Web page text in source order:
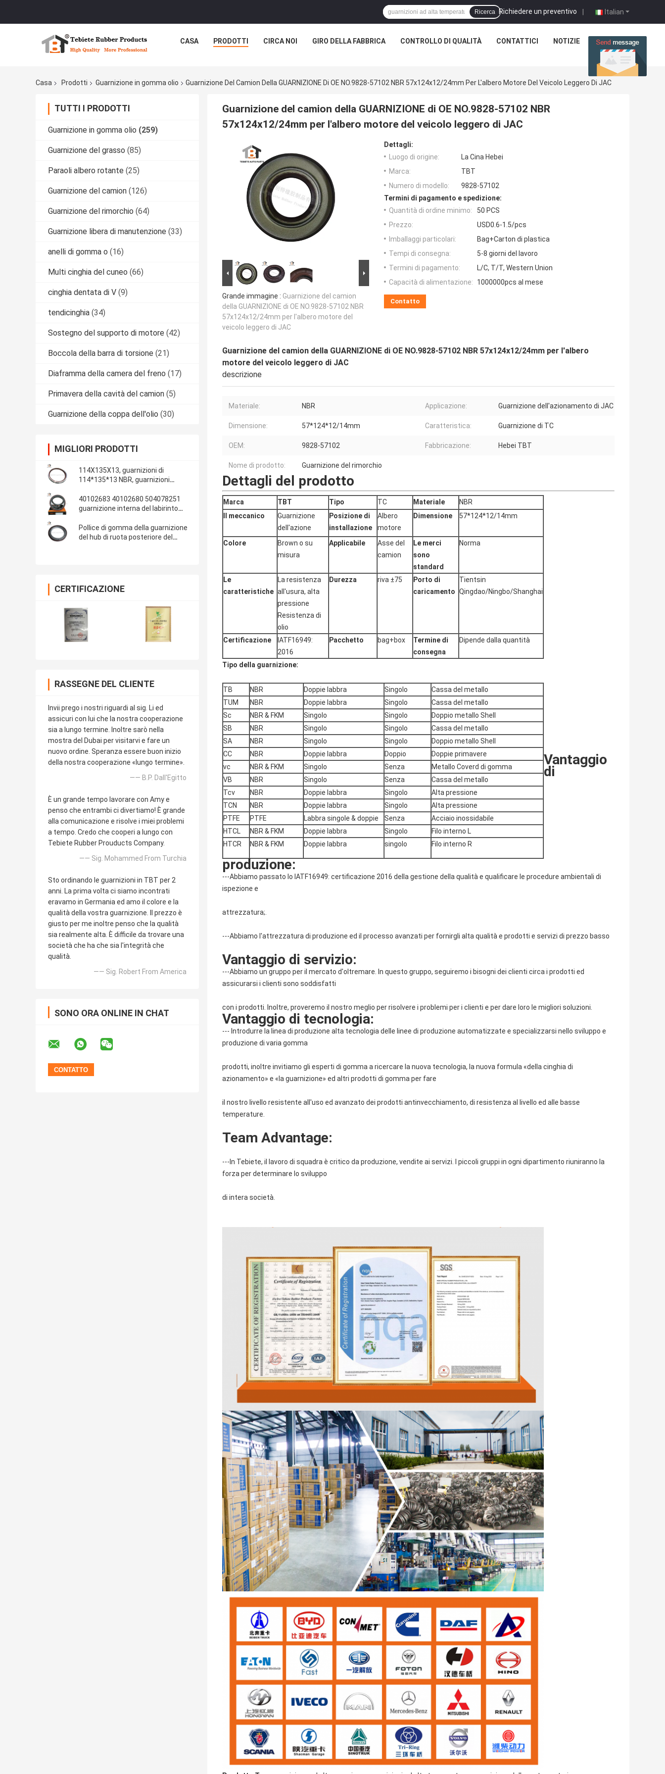
Italian
Richiedere un preventivo |
Ricerca
CASA PRODOTTI CIRCA NOI GIRO DELLA FABBRICA CONTROLLO DI QUALITÀ CONTATTICI NOTIZIE CASI
Casa Prodotti Guarnizione in gomma olio Guarnizione Del Camion Della GUARNIZIONE Di OE NO.9828-57102 NBR 57x124x12/24mm Per L'albero Motore Del Veicolo Leggero Di JAC
TUTTI I PRODOTTI
Guarnizione in gomma olio (259)
Guarnizione del grasso (85)
Paraoli albero rotante (25)
Guarnizione del camion (126)
Guarnizione del rimorchio (64)
Guarnizione libera di manutenzione (33)
anelli di gomma o (16)
Multi cinghia del cuneo (66)
cinghia dentata di V (9)
tendicinghia (34)
Sostegno del supporto di motore (42)
Boccola della barra di torsione (21)
Diaframma della camera del freno (17)
Primavera della cavità del camion (5)
Guarnizione della coppa dell'olio (30)
MIGLIORI PRODOTTI
114X135X13, guarnizioni di
114*135*13 NBR, guarnizioni
materiale delle guarnizioni: NBR
40102683 40102680 504078251
guarnizione interna del labirinto
gomito di IVECO 100*130*13/14
Pollice di gomma della guarnizione
del hub di ruota posteriore del
CERTIFICAZIONE
RASSEGNE DEL CLIENTE
Invii prego i nostri riguardi al sig. Li ed
assicuri con lui che la nostra cooperazione
sia a lungo termine. Inoltre sarò nella
mostra del Dubai per visitarvi e fare un
nuovo ordine. Speranza essere buon inizio
della nostra cooperazione «lungo termine».
—— B.P. Dall'Egitto
È un grande tempo lavorare con Amy e
penso che entrambi ci divertiamo! È grande
alla comunicazione e risolve i miei problemi
a tempo. Credo che cooperi a lungo con
Tebiete Rubber Prouducts Company.
—— Sig. Mohammed From Turchia
Sto ordinando le guarnizioni in TBT per 2
anni. La prima volta ci siamo incontrati
eravamo in Germania ed amo il colore e la
qualità della vostra guarnizione. Il prezzo è
giusto per me inoltre penso che la qualità
sia realmente alta. È difficile da trovare una
società che ha che sia l'integrità che
qualità.
—— Sig. Robert From America
SONO ORA ONLINE IN CHAT
Guarnizione del camion della GUARNIZIONE di OE NO.9828-57102 NBR
57x124x12/24mm per l'albero motore del veicolo leggero di JAC
Grande immagine : Guarnizione del camion
della GUARNIZIONE di OE NO.9828-57102 NBR
57x124x12/24mm per l'albero motore del
veicolo leggero di JAC
Dettagli:
Luogo di origine:
La Cina Hebei
Marca:
TBT
Numero di modello:
9828-57102
Termini di pagamento e spedizione:
Quantità di ordine minimo:
50 PCS
Prezzo:
USD0.6-1.5/pcs
Imballaggi particolari:
Bag+Carton di plastica
Tempi di consegna:
5-8 giorni del lavoro
Termini di pagamento:
L/C, T/T, Western Union
Capacità di alimentazione:
1000000pcs al mese
Contatto
Guarnizione del camion della GUARNIZIONE di OE NO.9828-57102 NBR 57x124x12/24mm per l'albero
motore del veicolo leggero di JAC
descrizione
Materiale: NBR Applicazione: Guarnizione dell'azionamento di JAC
Dimensione: 57*124*12/14mm Caratteristica: Guarnizione di TC
OEM: 9828-57102 Fabbricazione: Hebei TBT
Nome di prodotto: Guarnizione del rimorchio
Dettagli del prodotto
Marca TBT Tipo TC Materiale
NBR
Il meccanico
Guarnizione
dell'azione
Posizione di
installazione
Albero
motore
Dimensione 57*124*12/14mm
Colore
Brown o su
misura
Applicabile
Asse del
camion
Le merci
sono
standard
Norma
Le
caratteristiche
La resistenza
all'usura, alta
pressione
Resistenza di
olio
Durezza riva ±75
Porto di
caricamento
Tientsin
Qingdao/Ningbo/Shanghai
Certificazione
IATF16949:
2016
Pacchetto bag+box
Termine di
consegna
Dipende dalla quantità
Tipo della guarnizione:
TB NBR Doppie labbra Singolo
Cassa del metallo
TUM
NBR Doppie labbra Singolo
Cassa del metallo
Sc
NBR & FKM Singolo Singolo
Doppio metallo Shell
SB
NBR Singolo Singolo
Cassa del metallo
SA
NBR Singolo Singolo
Doppio metallo Shell
CC
NBR Doppie labbra Doppio
Doppie primavere
vc
NBR & FKM Singolo Senza
Metallo Coverd di gomma
VB
NBR Singolo Senza
Cassa del metallo
Tcv
NBR Doppie labbra Singolo
Alta pressione
TCN
NBR Doppie labbra Singolo
Alta pressione
PTFE
PTFE Labbra singole & doppie Senza
Acciaio inossidabile
HTCL
NBR & FKM Doppie labbra Singolo
Filo interno L
HTCR
NBR & FKM Doppie labbra singolo Filo interno R
Vantaggio
di
produzione:
---Abbiamo passato lo IATF16949: certificazione 2016 della gestione della qualità e qualificare le procedure ambientali di
ispezione e
attrezzatura;.
---Abbiamo l'attrezzatura di produzione ed il processo avanzati per fornirgli alta qualità e prodotti e servizi di prezzo basso
Vantaggio di servizio:
---Abbiamo un gruppo per il mercato d'oltremare. In questo gruppo, seguiremo i bisogni dei clienti circa i prodotti ed
assicurarsi i clienti sono soddisfatti
con i prodotti. Inoltre, proveremo il nostro meglio per risolvere i problemi per i clienti e per dare loro le migliori soluzioni.
Vantaggio di tecnologia:
--- Introdurre la linea di produzione alta tecnologia delle linee di produzione automatizzate e specializzarsi nello sviluppo e
produzione di varia gomma
prodotti, inoltre invitiamo gli esperti di gomma a ricercare la nuova tecnologia, la nuova formula «della cinghia di
azionamento» e «la guarnizione» ed altri prodotti di gomma per fare
il nostro livello resistente all'uso ed avanzato dei prodotti antinvecchiamento, di resistenza al livello ed alle basse
temperature.
Team Advantage:
---In Tebiete, il lavoro di squadra è critico da produzione, vendite ai servizi. I piccoli gruppi in ogni dipartimento riuniranno la
forza per determinare lo sviluppo
di intera società.